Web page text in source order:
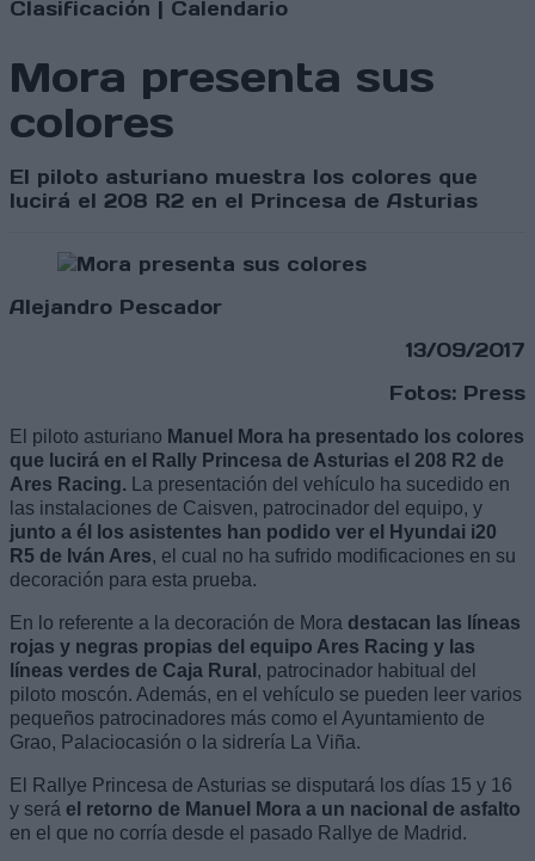
Clasificación | Calendario
Mora presenta sus
colores
El piloto asturiano muestra los colores que
lucirá el 208 R2 en el Princesa de Asturias
Alejandro Pescador
13/09/2017
Fotos: Press
El piloto asturiano Manuel Mora ha presentado los colores
que lucirá en el Rally Princesa de Asturias el 208 R2 de
Ares Racing. La presentación del vehículo ha sucedido en
las instalaciones de Caisven, patrocinador del equipo, y
junto a él los asistentes han podido ver el Hyundai i20
R5 de Iván Ares, el cual no ha sufrido modificaciones en su
decoración para esta prueba.
En lo referente a la decoración de Mora destacan las líneas
rojas y negras propias del equipo Ares Racing y las
líneas verdes de Caja Rural , patrocinador habitual del
piloto moscón. Además, en el vehículo se pueden leer varios
pequeños patrocinadores más como el Ayuntamiento de
Grao, Palaciocasión o la sidrería La Viña.
El Rallye Princesa de Asturias se disputará los días 15 y 16
y será el retorno de Manuel Mora a un nacional de asfalto
en el que no corría desde el pasado Rallye de Madrid.